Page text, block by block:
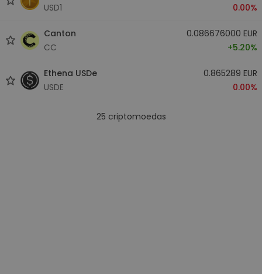
USD1
0.00%
Canton
CC
0.086676000 EUR
+5.20%
Ethena USDe
USDE
0.865289 EUR
0.00%
25 criptomoedas